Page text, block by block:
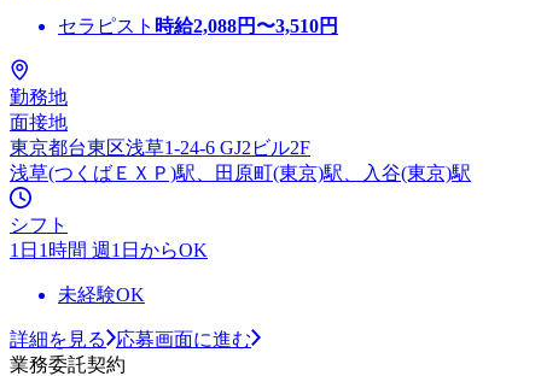
セラピスト 時給2,088円〜3,510円
勤務地
面接地
東京都台東区浅草1-24-6 GJ2ビル2F
浅草(つくばＥＸＰ)駅、田原町(東京)駅、入谷(東京)駅
シフト
1日1時間 週1日からOK
未経験OK
詳細を見る
応募画面に進む
業務委託契約